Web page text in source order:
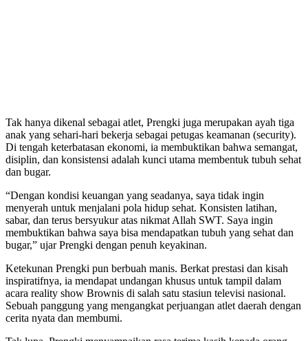
Tak hanya dikenal sebagai atlet, Prengki juga merupakan ayah tiga
anak yang sehari-hari bekerja sebagai petugas keamanan (security).
Di tengah keterbatasan ekonomi, ia membuktikan bahwa semangat,
disiplin, dan konsistensi adalah kunci utama membentuk tubuh sehat
dan bugar.
“Dengan kondisi keuangan yang seadanya, saya tidak ingin
menyerah untuk menjalani pola hidup sehat. Konsisten latihan,
sabar, dan terus bersyukur atas nikmat Allah SWT. Saya ingin
membuktikan bahwa saya bisa mendapatkan tubuh yang sehat dan
bugar,” ujar Prengki dengan penuh keyakinan.
Ketekunan Prengki pun berbuah manis. Berkat prestasi dan kisah
inspiratifnya, ia mendapat undangan khusus untuk tampil dalam
acara reality show Brownis di salah satu stasiun televisi nasional.
Sebuah panggung yang mengangkat perjuangan atlet daerah dengan
cerita nyata dan membumi.